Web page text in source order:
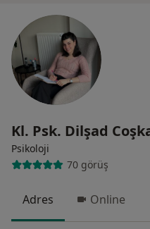
Kl. Psk. Dilşad
Psikoloji
70 görüş
Adres Online